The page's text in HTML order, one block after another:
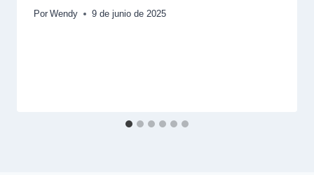
Por Wendy 9 de junio de 2025